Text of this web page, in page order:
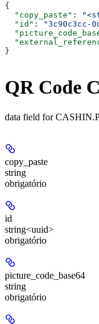
{
  "copy_paste"
:
  "id"
: "3c90c3cc-
}
QR Code
data field for
copy_paste
string
obrigatório
id
string<uuid>
obrigatório
picture_code_base64
string
obrigatório